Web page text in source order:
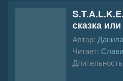
сказка
Автор:
Читает: